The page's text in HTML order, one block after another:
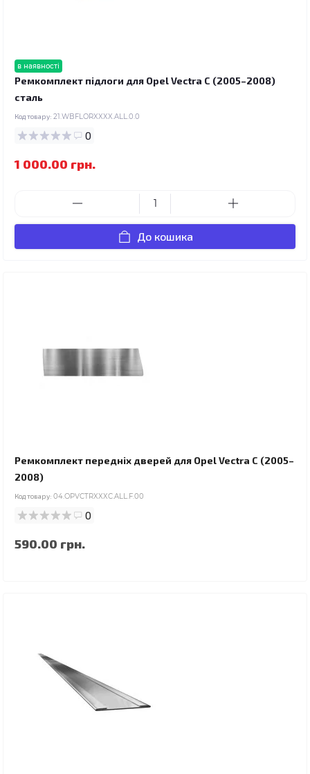
в наявності
Ремкомплект підлоги для Opel Vectra C (2005–2008)
сталь
Код товару: 21.WBFLORXXXX.ALL.0.0
0
1 000.00 грн.
До кошика
Ремкомплект передніх дверей для Opel Vectra C (2005–
2008)
Код товару: 04.OPVCTRXXXC.ALL.F.00
0
590.00 грн.